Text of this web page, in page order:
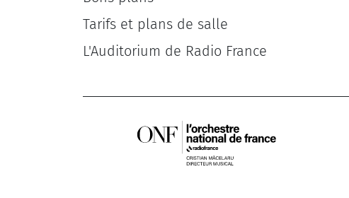
Tarifs et plans de salle
L'Auditorium de Radio France